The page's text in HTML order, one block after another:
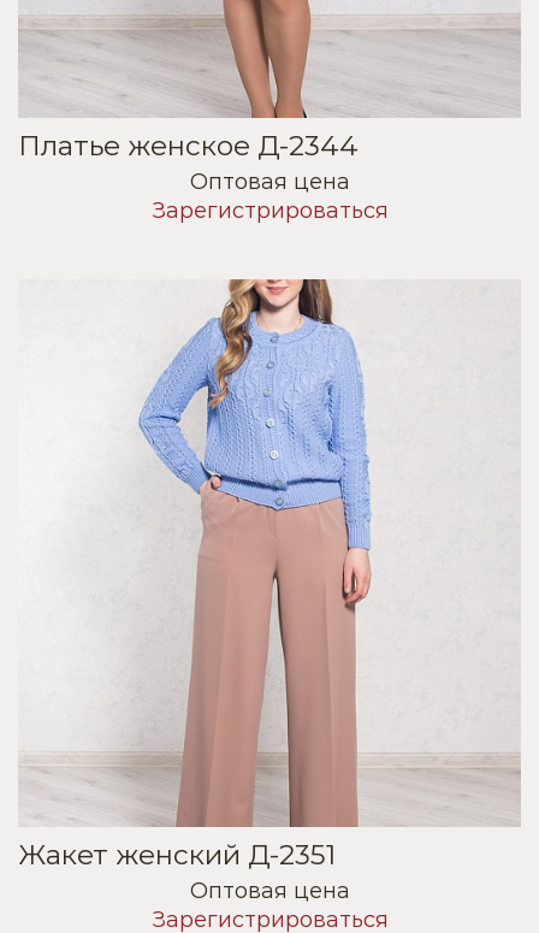
Платье женское Д-2344
Оптовая цена
Зарегистрироваться
Жакет женский Д-2351
Оптовая цена
Зарегистрироваться